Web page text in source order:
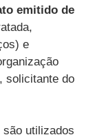
emitido de
e
solicitante do
utilizados